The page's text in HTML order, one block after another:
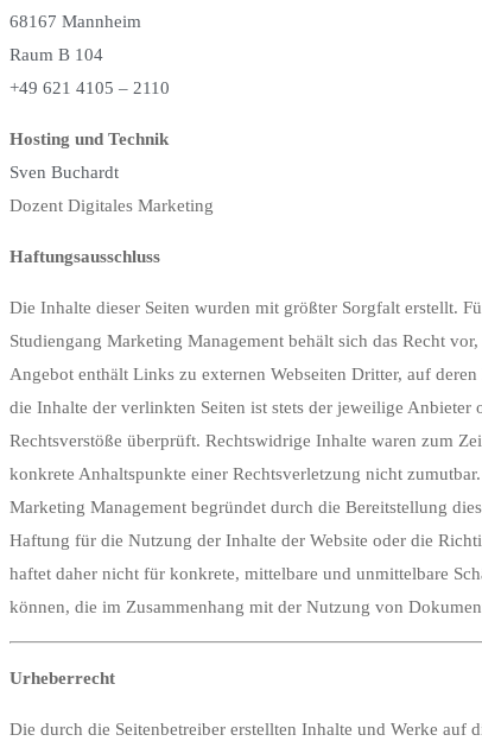
68167 Mannheim
Raum B 104
+49 621 4105 – 2110
Hosting und Technik
Sven Buchardt
Dozent Digitales Marketing
Haftungsausschluss
Die Inhalte dieser Seiten wurden mit größter Sorgfalt erstellt.
Studiengang Marketing Management behält sich das Recht
Angebot enthält Links zu externen Webseiten Dritter, auf
die Inhalte der verlinkten Seiten ist stets der jeweilige
Rechtsverstöße überprüft. Rechtswidrige Inhalte waren zum
konkrete Anhaltspunkte einer Rechtsverletzung nicht
Marketing Management begründet durch die Bereitstellung
Haftung für die Nutzung der Inhalte der Website oder die
haftet daher nicht für konkrete, mittelbare und unmittelbare
können, die im Zusammenhang mit der Nutzung von
Urheberrecht
Die durch die Seitenbetreiber erstellten Inhalte und Werke auf